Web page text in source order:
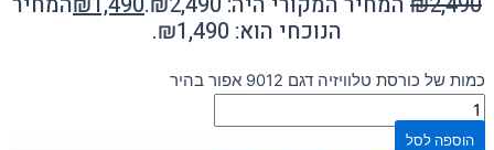
הנוכחי הוא: ₪1,490.
כמות של כורסת טלוויזיה דגם 9012 אפור בהיר
הוספה לסל